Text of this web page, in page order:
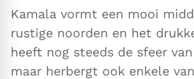
Kamala vormt een mooi
rustige noorden en het
heeft nog steeds de sfeer
maar herbergt ook enkele